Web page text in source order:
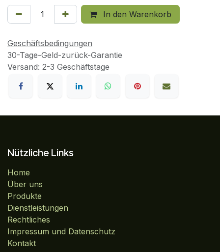
In den Warenkorb
Geschäftsbedingungen
30-Tage-Geld-zurück-Garantie
Versand: 2-3 Geschäftstage
Nützliche Links
Home
Über uns
Produkte
Dienstleistungen
Rechtliches
Impressum und Datenschutz
Kontakt